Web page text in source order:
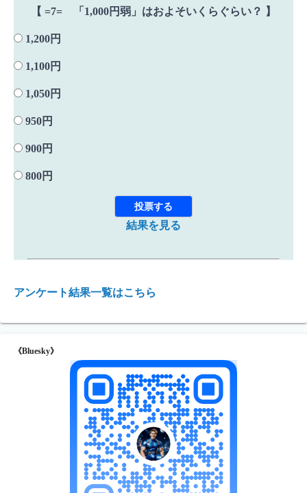
【 =7= 「1,000円弱」はおよそいくらぐらい？ 】
1,200円
1,100円
1,050円
950円
900円
800円
結果を見る
アンケート結果一覧はこちら
《Bluesky》